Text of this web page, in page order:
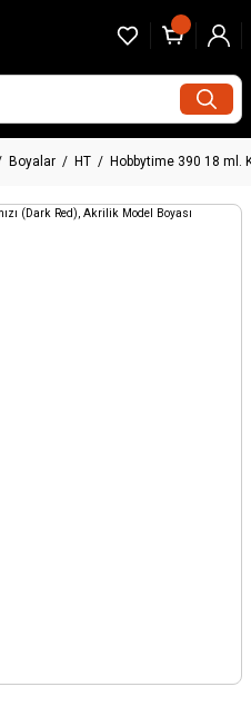
Boyalar HT Hobbytime 390 18 ml.